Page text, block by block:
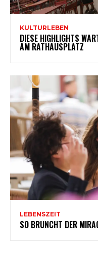
KULTURLEBEN
DIESE HIGHLIGHTS
AM RATHAUSPLATZ
LEBENSZEIT
SO BRUNCHT DER